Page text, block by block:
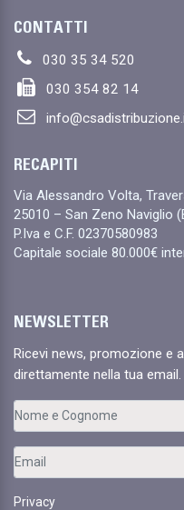
CONTATTI
030 35 34 520
030 354 82 14
RECAPITI
Via Alessandro Volta,
25010 – San Zeno Naviglio
P.Iva e C.F. 02370580983
Capitale sociale 80.000€
NEWSLETTER
Ricevi news, promozione e
direttamente nella tua email.
Privacy